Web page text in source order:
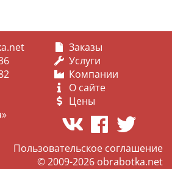
Заказы
Услуги
Компании
О сайте
Цены
Пользовательское соглашение
© 2009-2026 obrabotka.net